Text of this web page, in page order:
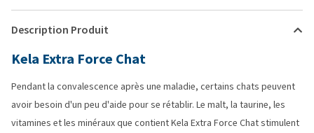
Description Produit
Kela Extra Force Chat
Pendant la convalescence après une maladie, certains chats peuvent
avoir besoin d'un peu d'aide pour se rétablir. Le malt, la taurine, les
vitamines et les minéraux que contient Kela Extra Force Chat stimulent